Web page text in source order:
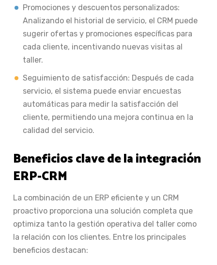
Promociones y descuentos personalizados:
Analizando el historial de servicio, el CRM puede
sugerir ofertas y promociones específicas para
cada cliente, incentivando nuevas visitas al
taller.
Seguimiento de satisfacción: Después de cada
servicio, el sistema puede enviar encuestas
automáticas para medir la satisfacción del
cliente, permitiendo una mejora continua en la
calidad del servicio.
Beneficios clave de la integración
ERP-CRM
La combinación de un ERP eficiente y un CRM
proactivo proporciona una solución completa que
optimiza tanto la gestión operativa del taller como
la relación con los clientes. Entre los principales
beneficios destacan: